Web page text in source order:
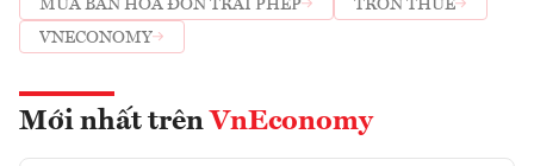
MUA BÁN HÓA ĐƠN TRÁI PHÉP
TRỐN THUẾ
VNECONOMY
Mới nhất trên VnEconomy